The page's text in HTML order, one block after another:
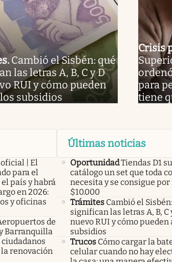
. Cambió el Sisbén: qué
las letras A, B, C y D
RUI y cómo pueden
subsidios
Crisis
para
tiene
| El
para el
país y habrá
en 2026:
y oficinas
de
Barranquilla
renovación
Últimas noticias
OportunidadTiendas D1
catálogo un set que toda
necesita y se consigue por
$10.000
Trámites Cambió el
significan las letras A, B, C
nuevo RUI y cómo pueden
subsidios
Trucos Cómo cargar la
celular cuando no hay